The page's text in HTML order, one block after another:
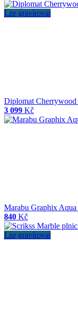
Lze gravírovat
Diplomat Cherrywood
3 099 Kč
Marabu Graphix
840 Kč
Lze gravírovat